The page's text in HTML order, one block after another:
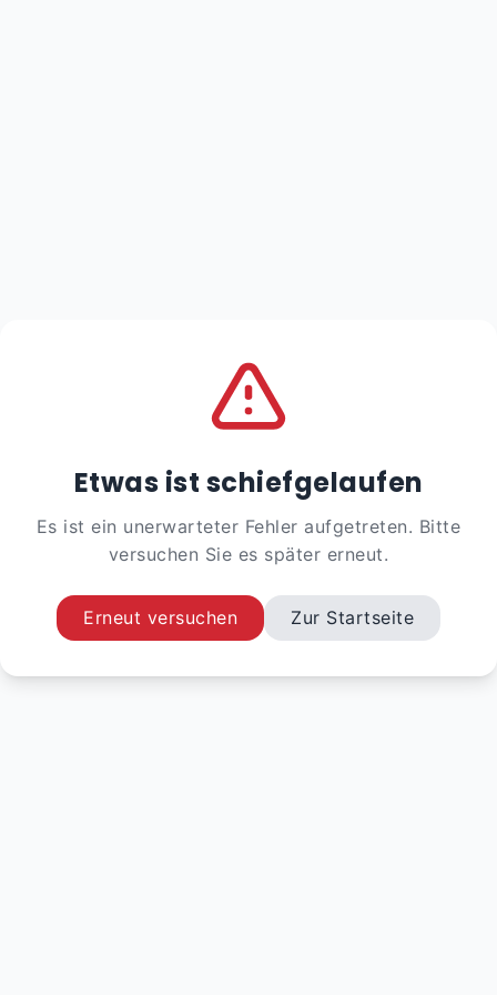
Etwas ist schiefgelaufen
Es ist ein unerwarteter Fehler aufgetreten. Bitte
versuchen Sie es später erneut.
Erneut versuchen Zur Startseite